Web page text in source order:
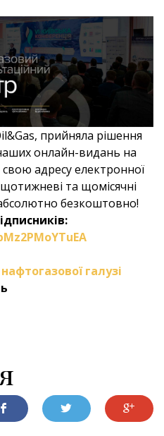
прийняла рішення
онлайн-видань на
свою адресу електронної
та щомісячні
безкоштовно!
нафтогазової галузі